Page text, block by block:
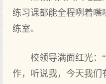
练习课都能全程咧着嘴
练室。
校领导满面红光：
作，听说我，今天我们